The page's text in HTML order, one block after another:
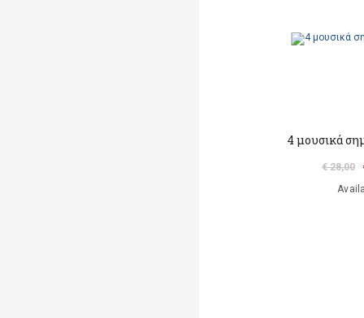
4 μουσικά
€ 28,00